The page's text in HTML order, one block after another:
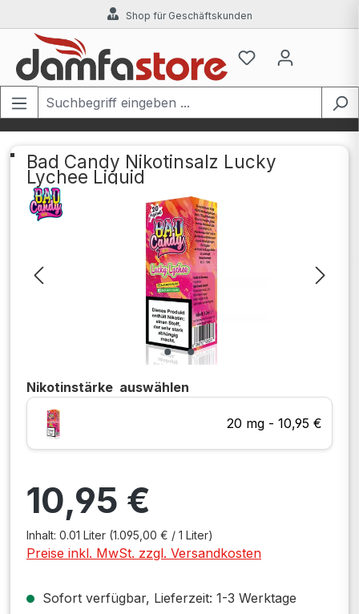
Zum Hauptinhalt springenShop für Geschäftskunden
Bad Candy Nikotinsalz Lucky
Lychee Liquid
Bildergalerie überspringen
Nikotinstärke auswählen
20 mg - 10,95 €
10,95 €
Inhalt: 0.01 Liter (1.095,00 € / 1 Liter)
Preise inkl. MwSt. zzgl. Versandkosten
Sofort verfügbar, Lieferzeit: 1-3 Werktage